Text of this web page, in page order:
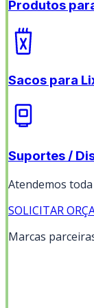
Produtos
Sacos para
Suportes /
Atendemos
SOLICITAR
Marcas